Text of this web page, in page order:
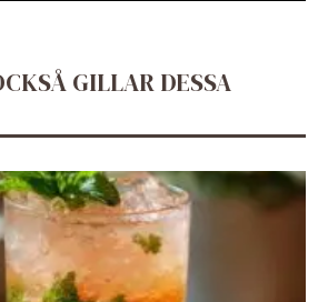
GILLAR DESSA